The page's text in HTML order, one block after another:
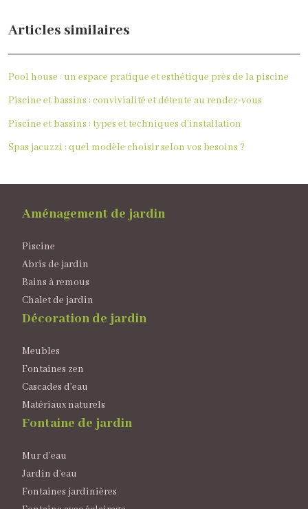
Articles similaires
Pool house : un espace pratique et esthétique près de la piscine
Piscine et bassins : convivialité et détente au rendez-vous
Piscine et bassins : types et techniques d’installation
Spas jacuzzi : quel modèle choisir selon vos besoins ?
Aménagement de jardin
Piscine
Abris de jardin
Bains à remous
Chalet de jardin
Décoration de jardin
Meubles
Fontaines zen
Cascades d’eau
Matériaux naturels
Fontaine de jardin
Mur d’eau
Jardin d’eau
Fontaines jardinières